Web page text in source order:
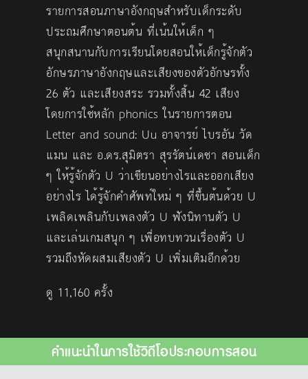
รายการสอนภาษาอังกฤษสำหรับเด็กระดับ
ประถมศึกษาตอนต้น ที่เน้นให้เด็ก ๆ
สนุกสนานกับการเรียนโดยสอนให้เด็กรู้จักตัว
อักษรภาษาอังกฤษและเสียงของตัวอักษรทั้ง
26 ตัว และเสียงสระ รวมทั้งสิ้น 42 เสียง
โดยการใช้หลัก phonics ในรายการตอน
Letter and sound: Uu อาจารย์ ไบรอัน วัด
แมน และ อ.ดร.สุมิตรา สุรรัตน์เดชา สอนเด็ก
ๆ ให้รู้จักตัว U ว่าเขียนอย่างไรและออกเสียง
อย่างไร ได้รู้จักคำศัพท์ใหม่ ๆ ที่ขึ้นต้นด้วย U
เพลิดเพลินกับเพลงตัว U ฟังนิทานตัว U
และเล่นเกมสนุก ๆ เพื่อทบทวนเรื่องตัว U
รวมถึงหัดผสมเสียงตัว U เพิ่มเติมอีกด้วย
ดู 11,160 ครั้ง
คำแนะนำในการใช้วิดีโอประกอบการสอน